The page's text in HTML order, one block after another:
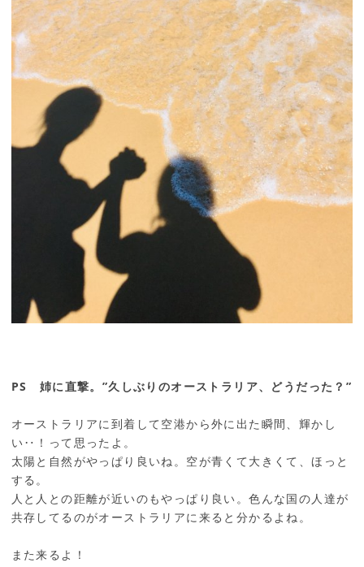
PS 姉に直撃。”久しぶりのオーストラリア、どうだった？”
オーストラリアに到着して空港から外に出た瞬間、輝かし
い‥！って思ったよ。
太陽と自然がやっぱり良いね。空が青くて大きくて、ほっと
する。
人と人との距離が近いのもやっぱり良い。色んな国の人達が
共存してるのがオーストラリアに来ると分かるよね。
また来るよ！